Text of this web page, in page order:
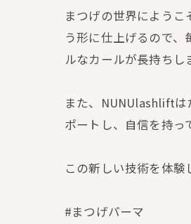
まつげの世界によう
う形に仕上げるので
ルなカールが長持ちし
また、NUNUlashliftは
ポートし、自信を持っ
この新しい技術を体
#まつげパーマ